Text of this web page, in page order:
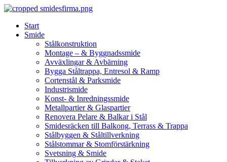
Skip
contentStart
Smide
Stålkonstruktion
Montage – & Byggnadssmide
Avväxlingar & Avbärning
Bygga Ståltrappa, Entresol & Ramp
Cortenstål & Parksmide
Industrismide
Konst- & Inredningssmide
Metallpartier & Glaspartier
Renovera Pelare & Balkar i Stål
Smidesräcken till Balkong, Terrass & Trappa
Stålbyggen & Ståltillverkning
Stålstommar & Stomförstärkning
Svetsning & Smide